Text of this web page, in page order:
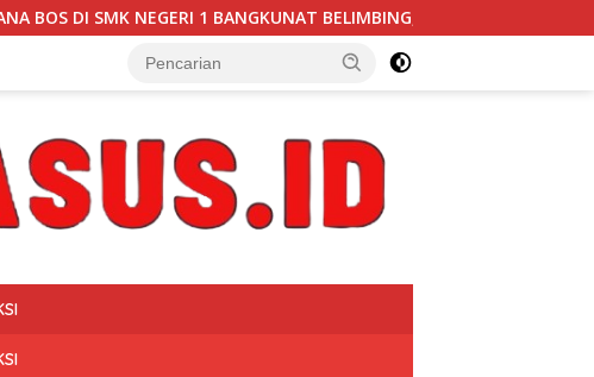
BELIMBING, TRANSPARANSI ANGGARAN JADI PERHATIAN” DI